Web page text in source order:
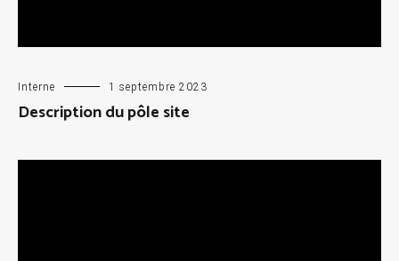
Interne 1 septembre 2023
Description du pôle site